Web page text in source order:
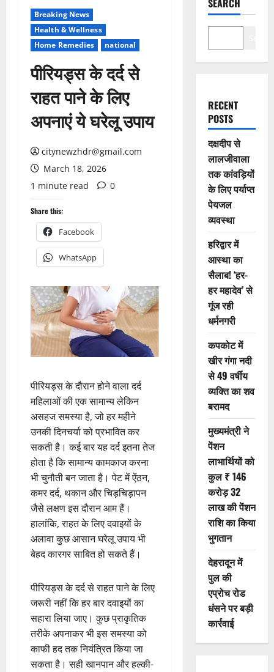
Breaking News
Health & Wellness
Home Remedies
national
पीरियड्स के दर्द से
राहत पाने के लिए
अपनाएं ये घरेलू उपाय
citynewzhdr@gmail.com
March 18, 2026
1 minute read
0
Share this:
Facebook
WhatsApp
पीरियड्स के दौरान होने वाला दर्द
महिलाओं की एक सामान्य लेकिन
असहज समस्या है, जो हर महीने
उनकी दिनचर्या को प्रभावित कर
सकती है। कई बार यह दर्द इतना तेज
होता है कि सामान्य कामकाज करना
भी चुनौती बन जाता है। पेट में ऐंठन,
कमर दर्द, थकान और चिड़चिड़ापन
जैसे लक्षण इस दौरान आम हैं।
हालांकि, राहत के लिए दवाइयों के
अलावा कुछ आसान घरेलू उपाय भी
बेहद कारगर साबित हो सकते हैं।
पीरियड्स के दर्द से राहत पाने के लिए
जरूरी नहीं कि हर बार दवाइयों का
सहारा लिया जाए। कुछ प्राकृतिक
तरीके अपनाकर भी इस समस्या को
काफी हद तक नियंत्रित किया जा
सकता है। सही खानपान और हल्की-
SEARCH
RECENT
POSTS
दक्षदीप से
लालजीवाला
तक कांवड़ियों
के लिए पर्याप्त
पेयजल
व्यवस्था
हरिद्वार में
आस्था का
सैलाब! ‘हर-
हर महादेव’ से
गूंज रही
धर्मनगरी
कपकोट में
खीर गंगा नदी
से 49 वर्षीय
व्यक्ति का शव
बरामद
मुख्यमंत्री ने
पेंशन
लाभार्थियों को
कुल ₹ 146
करोड़ 32
लाख की पेंशन
राशि का किया
भुगतान
देहरादून में
पुल की
एप्रोच रोड
धंसने पर बड़ी
कार्रवाई